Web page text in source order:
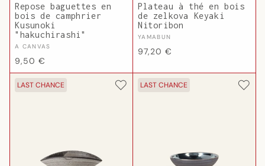
Repose baguettes en
bois de camphrier
Kusunoki
"hakuchirashi"
Fournisseur :
A CANVAS
Prix
habituel
9,50 €
Plateau à thé en bois
de zelkova Keyaki
Nitoribon
Fournisseur :
YAMABUN
Prix
97,20 €
LAST CHANCE LAST CHANCE